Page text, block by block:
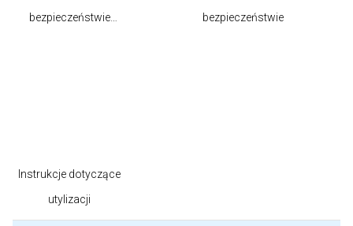
bezpieczeństwie
bezpieczeństwie
Instrukcje dotyczące
utylizacji